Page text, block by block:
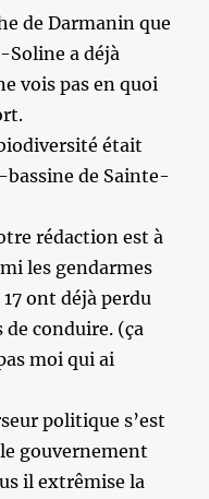
de Darmanin que
Soline a déjà
vois pas en quoi
était
bassine de Sainte-
rédaction est à
les gendarmes
ont déjà perdu
conduire. (ça
moi qui ai
politique s’est
gouvernement
il extrêmise la